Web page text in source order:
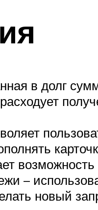
в долг
–
новый